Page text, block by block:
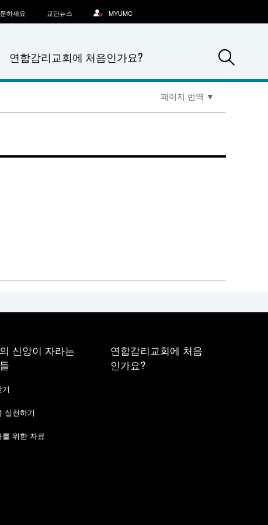
연합감리교회에 처음인가요?
하세요 교단뉴스 MYUMC
페이지 번역 ▼
신앙이 자라는
실천하기
를 위한 자료
연합감리교회에 처음
인가요?